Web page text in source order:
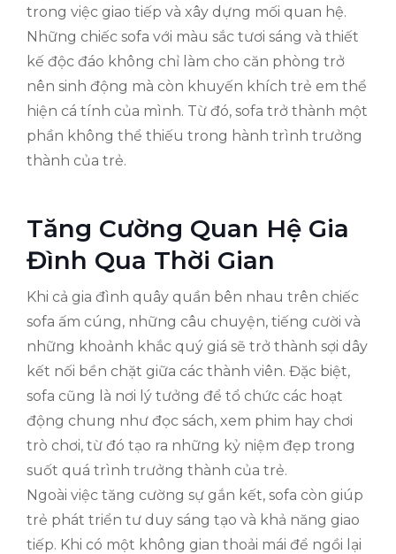
trong việc giao tiếp và xây dựng mối quan hệ.
Những chiếc sofa với màu sắc tươi sáng và thiết
kế độc đáo không chỉ làm cho căn phòng trở
nên sinh động mà còn khuyến khích trẻ em thể
hiện cá tính của mình. Từ đó, sofa trở thành một
phần không thể thiếu trong hành trình trưởng
thành của trẻ.
Tăng Cường Quan Hệ Gia
Đình Qua Thời Gian
Khi cả gia đình quây quần bên nhau trên chiếc
sofa ấm cúng, những câu chuyện, tiếng cười và
những khoảnh khắc quý giá sẽ trở thành sợi dây
kết nối bền chặt giữa các thành viên. Đặc biệt,
sofa cũng là nơi lý tưởng để tổ chức các hoạt
động chung như đọc sách, xem phim hay chơi
trò chơi, từ đó tạo ra những kỷ niệm đẹp trong
suốt quá trình trưởng thành của trẻ.
Ngoài việc tăng cường sự gắn kết, sofa còn giúp
trẻ phát triển tư duy sáng tạo và khả năng giao
tiếp. Khi có một không gian thoải mái để ngồi lại